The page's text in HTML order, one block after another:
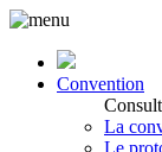
Convention
La
Le